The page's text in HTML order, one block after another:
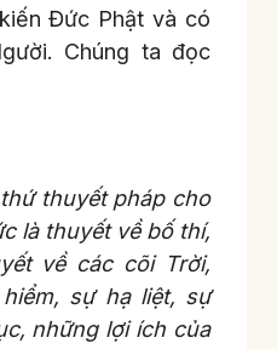
Đức Phật và có
Chúng ta đọc
thuyết pháp cho
là thuyết về bố thí,
về các cõi Trời,
sự hạ liệt, sự
những lợi ích của